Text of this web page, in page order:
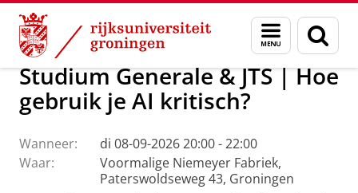
Skip
Content
Skip
Navigation
Menu
en
zoeken
Over ons Actueel Evenementen
Studium Generale & JTS | Hoe
gebruik je AI kritisch?
Wanneer:
di 08-09-2026 20:00 - 22:00
Waar:
Voormalige Niemeyer Fabriek,
Paterswoldseweg 43, Groningen